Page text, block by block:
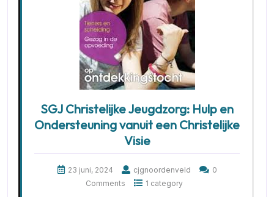
SGJ Christelijke Jeugdzorg: Hulp en
Ondersteuning vanuit een Christelijke
Visie
23 juni, 2024 cjgnoordenveld
0
Comments
1 category